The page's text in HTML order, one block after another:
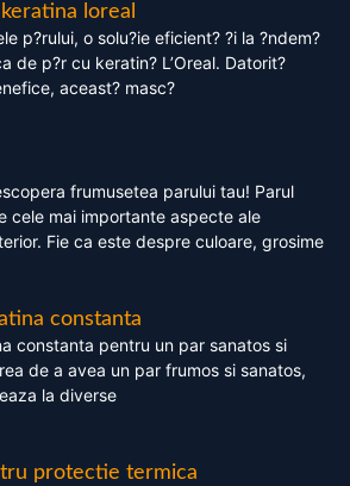
loreal
p?rului, o solu?ie eficient? ?i la ?ndem?
de p?r cu keratin? L’Oreal. Datorit?
aceast? masc?
frumusetea parului tau! Parul
cele mai importante aspecte ale
Fie ca este despre culoare, grosime
constanta
constanta pentru un par sanatos si
de a avea un par frumos si sanatos,
la diverse
protectie termica